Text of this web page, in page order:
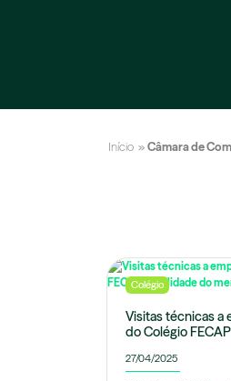
Início » Câmara de
Colégio
Visitas técnicas a
do Colégio
27/04/2025